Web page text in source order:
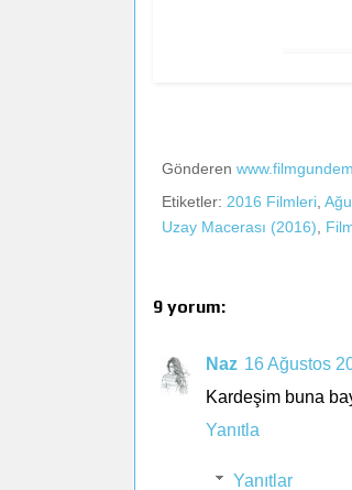
Gönderen
Etiketler: 2016 Filmleri
Uzay Macerası (2016)
9 yorum:
Naz 16 Ağustos
Kardeşim buna
Yanıtla
Yanıtlar